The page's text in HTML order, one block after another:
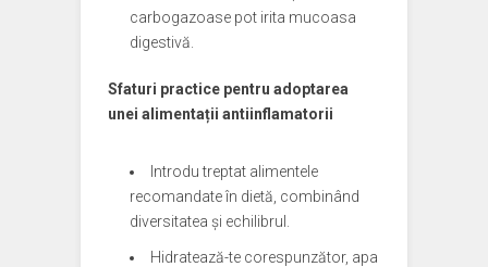
carbogazoase pot irita mucoasa
digestivă.
Sfaturi practice pentru adoptarea
unei alimentații antiinflamatorii
Introdu treptat alimentele
recomandate în dietă, combinând
diversitatea și echilibrul.
Hidratează-te corespunzător, apa